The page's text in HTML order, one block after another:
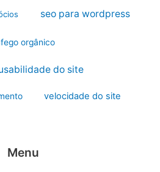
seo para wordpress
orgânico
do site
velocidade do site
Menu